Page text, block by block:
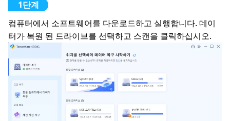
컴퓨터에서 소프트웨어를 다운로드하고 실행합니다. 데이
터가 복원 된 드라이브를 선택하고 스캔을 클릭하십시오.